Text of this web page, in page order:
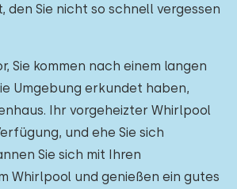
den Sie nicht so schnell vergessen
Sie kommen nach einem langen
Umgebung erkundet haben,
Ihr vorgeheizter Whirlpool
und ehe Sie sich
Sie sich mit Ihren
Whirlpool und genießen ein gutes